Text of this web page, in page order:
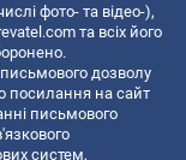
фото- та відео-),
та всіх його
дозволу
посилання на сайт
письмового
систем,